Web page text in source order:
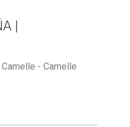
|
- Camelle